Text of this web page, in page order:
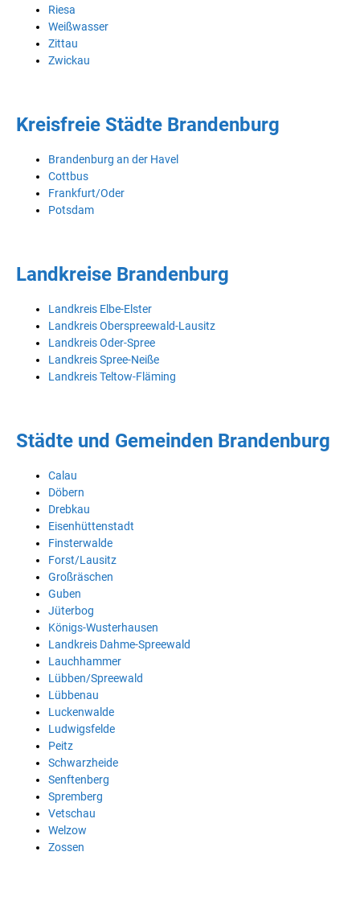
Riesa
Weißwasser
Zittau
Zwickau
Kreisfreie Städte Brandenburg
Brandenburg an der Havel
Cottbus
Frankfurt/Oder
Potsdam
Landkreise Brandenburg
Landkreis Elbe-Elster
Landkreis Oberspreewald-Lausitz
Landkreis Oder-Spree
Landkreis Spree-Neiße
Landkreis Teltow-Fläming
Städte und Gemeinden Brandenburg
Calau
Döbern
Drebkau
Eisenhüttenstadt
Finsterwalde
Forst/Lausitz
Großräschen
Guben
Jüterbog
Königs-Wusterhausen
Landkreis Dahme-Spreewald
Lauchhammer
Lübben/Spreewald
Lübbenau
Luckenwalde
Ludwigsfelde
Peitz
Schwarzheide
Senftenberg
Spremberg
Vetschau
Welzow
Zossen